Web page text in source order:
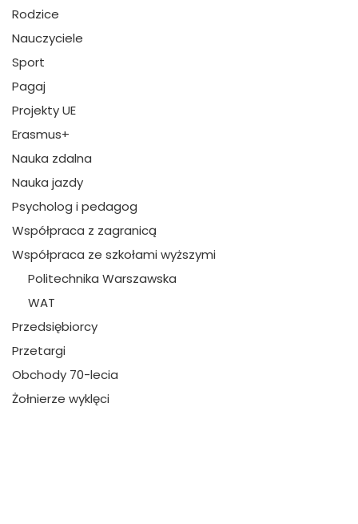
Rodzice
Nauczyciele
Sport
Pagaj
Projekty UE
Erasmus+
Nauka zdalna
Nauka jazdy
Psycholog i pedagog
Współpraca z zagranicą
Współpraca ze szkołami wyższymi
Politechnika Warszawska
WAT
Przedsiębiorcy
Przetargi
Obchody 70-lecia
Żołnierze wyklęci